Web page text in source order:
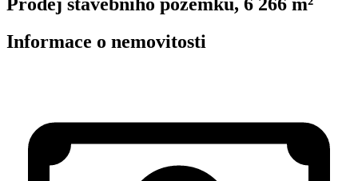
Informace o nemovitosti